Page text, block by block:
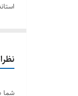
وجه
48 )
شما